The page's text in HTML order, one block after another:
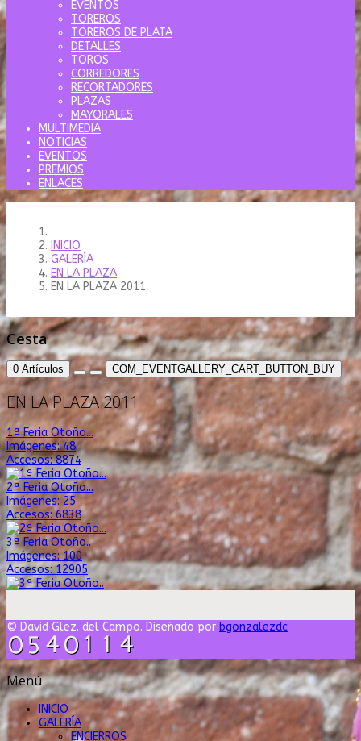
EVENTOS
TOREROS
TOREROS DE PLATA
DETALLES
TOROS
CORREDORES
RECORTADORES
PLAZAS
MAYORALES
MULTIMEDIA
NOTICIAS
EVENTOS
PREMIOS
ENLACES
INICIO
GALERÍA
EN LA PLAZA
EN LA PLAZA 2011
Cesta
0 Artículos COM_EVENTGALLERY_CART_BUTTON_BUY
EN LA PLAZA 2011
1ª Feria Otoño...
Imágenes: 48
Accesos: 8874
2ª Feria Otoño...
Imágenes: 25
Accesos: 6838
3ª Feria Otoño..
Imágenes: 100
Accesos: 12905
© David Glez. del Campo. Diseñado por bgonzalezdc
Menú
INICIO
GALERÍA
ENCIERROS